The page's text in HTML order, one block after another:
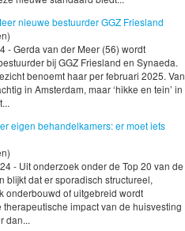
nieuwe bestuurder GGZ Friesland
- Gerda van der Meer (56) wordt
bij GGZ Friesland en Synaeda.
benoemt haar per februari 2025. Van
in Amsterdam, maar ‘hikke en tein’ in
eigen behandelkamers: er moet iets
- Uit onderzoek onder de Top 20 van de
blijkt dat er sporadisch structureel,
onderbouwd of uitgebreid wordt
therapeutische impact van de huisvesting
dan...